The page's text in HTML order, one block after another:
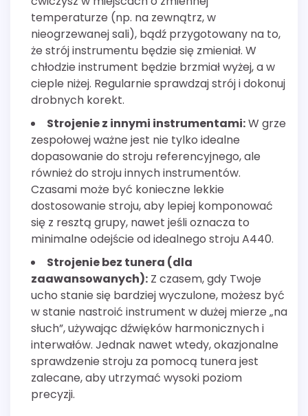
temperaturze (np. na zewnątrz, w
nieogrzewanej sali), bądź przygotowany na to,
że strój instrumentu będzie się zmieniał. W
chłodzie instrument będzie brzmiał wyżej, a w
cieple niżej. Regularnie sprawdzaj strój i dokonuj
drobnych korekt.
Strojenie z innymi instrumentami:W grze
zespołowej ważne jest nie tylko idealne
dopasowanie do stroju referencyjnego, ale
również do stroju innych instrumentów.
Czasami może być konieczne lekkie
dostosowanie stroju, aby lepiej komponować
się z resztą grupy, nawet jeśli oznacza to
minimalne odejście od idealnego stroju A440.
Strojenie bez tunera (dla
zaawansowanych): Z czasem, gdy Twoje
ucho stanie się bardziej wyczulone, możesz być
w stanie nastroić instrument w dużej mierze „na
słuch”, używając dźwięków harmonicznych i
interwałów. Jednak nawet wtedy, okazjonalne
sprawdzenie stroju za pomocą tunera jest
zalecane, aby utrzymać wysoki poziom
precyzji.